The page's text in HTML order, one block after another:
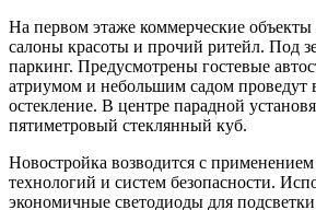
На первом этаже коммерческие
салоны красоты и прочий ритейл. Под
паркинг. Предусмотрены гостевые
атриумом и небольшим садом проведут
остекление. В центре парадной
пятиметровый стеклянный куб.
Новостройка возводится с
технологий и систем безопасности.
экономичные светодиоды для